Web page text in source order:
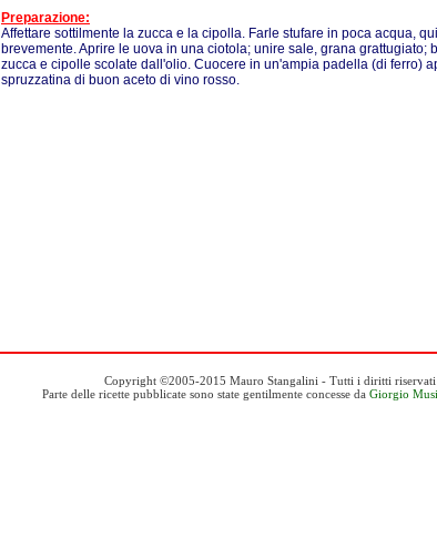
Preparazione:
Affettare sottilmente la zucca e la cipolla. Farle stufare in poca acqua,
brevemente. Aprire le uova in una ciotola; unire sale, grana grattugiato;
zucca e cipolle scolate dall'olio. Cuocere in un'ampia padella (di ferro)
spruzzatina di buon aceto di vino rosso.
Copyright ©2005-2015 Mauro Stangalini - Tutti i diritti
Parte delle ricette pubblicate sono state gentilmente concesse da Giorgio